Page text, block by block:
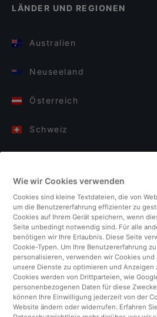
LÄNDER UND REGIONEN
Australien
Neuseeland
Österreich
Schweiz
Italien
Finnland
Vereinigtes Königreich
Türkei
Niederlande
Wie wir Cookies verwenden
Cookies sind kleine Textdateien, die von
um die Benutzererfahrung effizienter zu
Cookies auf Ihrem Gerät speichern, wenn
Seite unbedingt notwendig sind. Für alle
benötigen wir Ihre Erlaubnis. Diese Seite
Cookie-Typen. Um Ihre Benutzererfahrung
personalisieren, verwenden wir Cookies
unsere Dienste zu optimieren und Anzeigen
Cookies werden von Drittparteien, wie
personenbezogenen Daten für diese
können Ihre Einwilligung jederzeit von der
Website ändern oder widerrufen. Erfahren